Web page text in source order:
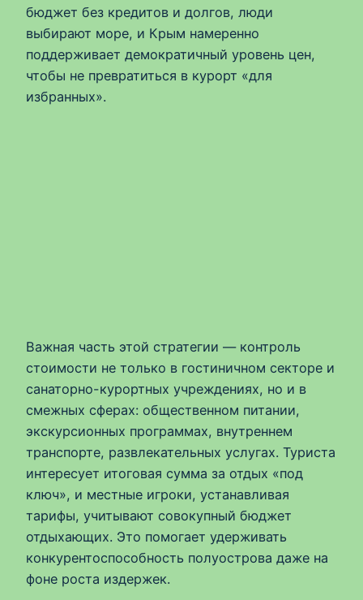
бюджет без кредитов и долгов, люди
выбирают море, и Крым намеренно
поддерживает демократичный уровень цен,
чтобы не превратиться в курорт «для
избранных».
Важная часть этой стратегии — контроль
стоимости не только в гостиничном секторе и
санаторно-курортных учреждениях, но и в
смежных сферах: общественном питании,
экскурсионных программах, внутреннем
транспорте, развлекательных услугах. Туриста
интересует итоговая сумма за отдых «под
ключ», и местные игроки, устанавливая
тарифы, учитывают совокупный бюджет
отдыхающих. Это помогает удерживать
конкурентоспособность полуострова даже на
фоне роста издержек.